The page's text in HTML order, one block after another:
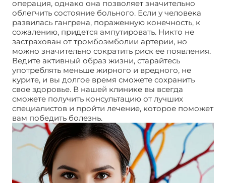
операция, однако она позволяет значительно
облегчить состояние больного. Если у человека
развилась гангрена, пораженную конечность, к
сожалению, придется ампутировать. Никто не
застрахован от тромбоэмболии артерии, но
можно значительно сократить риск ее появления.
Ведите активный образ жизни, старайтесь
употреблять меньше жирного и вредного, не
курите, и вы долгое время сможете сохранить
свое здоровье. В нашей клинике вы всегда
сможете получить консультацию от лучших
специалистов и пройти лечение, которое поможет
вам победить болезнь.